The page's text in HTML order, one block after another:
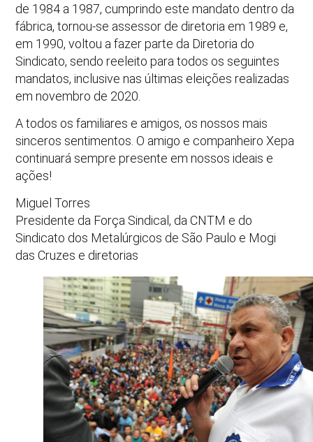
de 1984 a 1987, cumprindo este mandato dentro da
fábrica, tornou-se assessor de diretoria em 1989 e,
em 1990, voltou a fazer parte da Diretoria do
Sindicato, sendo reeleito para todos os seguintes
mandatos, inclusive nas últimas eleições realizadas
em novembro de 2020.
A todos os familiares e amigos, os nossos mais
sinceros sentimentos. O amigo e companheiro Xepa
continuará sempre presente em nossos ideais e
ações!
Miguel Torres
Presidente da Força Sindical, da CNTM e do
Sindicato dos Metalúrgicos de São Paulo e Mogi
das Cruzes e diretorias